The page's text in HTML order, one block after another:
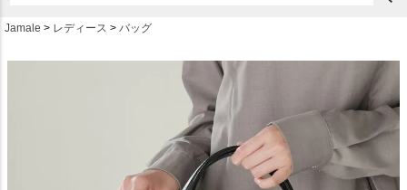
Jamale レディース バッグ